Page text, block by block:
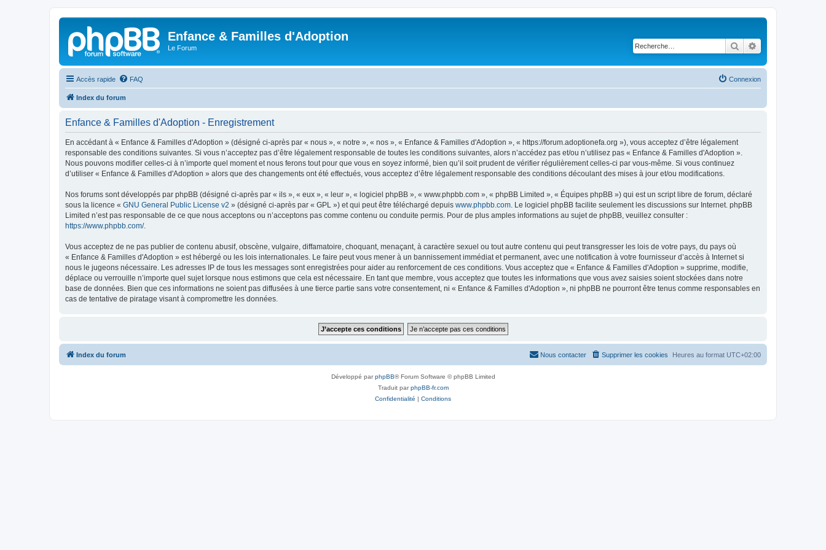
Enfance & Familles d'Adoption
Le Forum Rechercher
Accès rapide FAQ Connexion
Index du forum
Enfance & Familles d'Adoption - Enregistrement
En accédant à « Enfance & Familles d'Adoption » (désigné ci-après par « nous », « notre », « nos », « Enfance & Familles d'Adoption », « https://forum.adoptionefa.org »), vous acceptez d’être légalement
responsable des conditions suivantes. Si vous n’acceptez pas d’être légalement responsable de toutes les conditions suivantes, alors n’accédez pas et/ou n’utilisez pas « Enfance & Familles d'Adoption ».
Nous pouvons modifier celles-ci à n’importe quel moment et nous ferons tout pour que vous en soyez informé, bien qu’il soit prudent de vérifier régulièrement celles-ci par vous-même. Si vous continuez
d’utiliser « Enfance & Familles d'Adoption » alors que des changements ont été effectués, vous acceptez d’être légalement responsable des conditions découlant des mises à jour et/ou modifications.
Nos forums sont développés par phpBB (désigné ci-après par « ils », « eux », « leur », « logiciel phpBB », « www.phpbb.com », « phpBB Limited », « Équipes phpBB ») qui est un script libre de forum, déclaré
sous la licence « GNU General Public License v2 » (désigné ci-après par « GPL ») et qui peut être téléchargé depuis www.phpbb.com . Le logiciel phpBB facilite seulement les discussions sur Internet. phpBB
Limited n’est pas responsable de ce que nous acceptons ou n’acceptons pas comme contenu ou conduite permis. Pour de plus amples informations au sujet de phpBB, veuillez consulter :
https://www.phpbb.com/.
Vous acceptez de ne pas publier de contenu abusif, obscène, vulgaire, diffamatoire, choquant, menaçant, à caractère sexuel ou tout autre contenu qui peut transgresser les lois de votre pays, du pays où
« Enfance & Familles d'Adoption » est hébergé ou les lois internationales. Le faire peut vous mener à un bannissement immédiat et permanent, avec une notification à votre fournisseur d’accès à Internet si
nous le jugeons nécessaire. Les adresses IP de tous les messages sont enregistrées pour aider au renforcement de ces conditions. Vous acceptez que « Enfance & Familles d'Adoption » supprime, modifie,
déplace ou verrouille n’importe quel sujet lorsque nous estimons que cela est nécessaire. En tant que membre, vous acceptez que toutes les informations que vous avez saisies soient stockées dans notre
base de données. Bien que ces informations ne soient pas diffusées à une tierce partie sans votre consentement, ni « Enfance & Familles d'Adoption », ni phpBB ne pourront être tenus comme responsables en
cas de tentative de piratage visant à compromettre les données.
Index du forum Heures au format UTC+02:00
Supprimer les cookies
Nous contacter
Développé parphpBB® Forum Software © phpBB Limited
Traduit parphpBB-fr.com
Confidentialité | Conditions